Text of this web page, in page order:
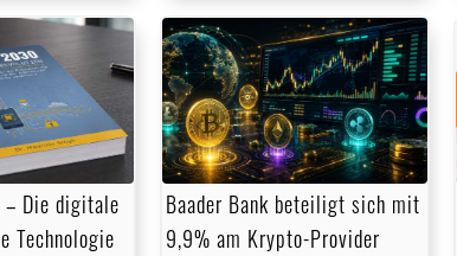
Die digitale
Technologie
Baader Bank beteiligt sich mit
9,9% am Krypto-Provider